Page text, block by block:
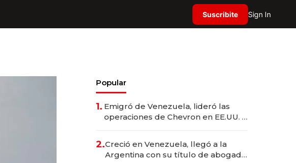
Suscribite Sign In
Popular
1. Emigró de Venezuela, lideró las
operaciones de Chevron en EE.UU. y
2.Creció en Venezuela, llegó a la
Argentina con su título de abogado